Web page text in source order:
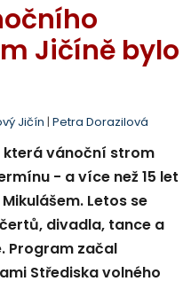
Jičíně bylo
Jičín | Petra Dorazilová
vánoční strom
- a více než 15 let
Letos se
divadla, tance a
Program začal
Střediska volného